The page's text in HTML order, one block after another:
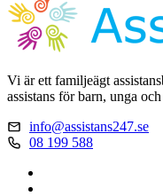
Vi är ett familjeägt
assistans för barn, unga
info@assistans247.se
08 199 588